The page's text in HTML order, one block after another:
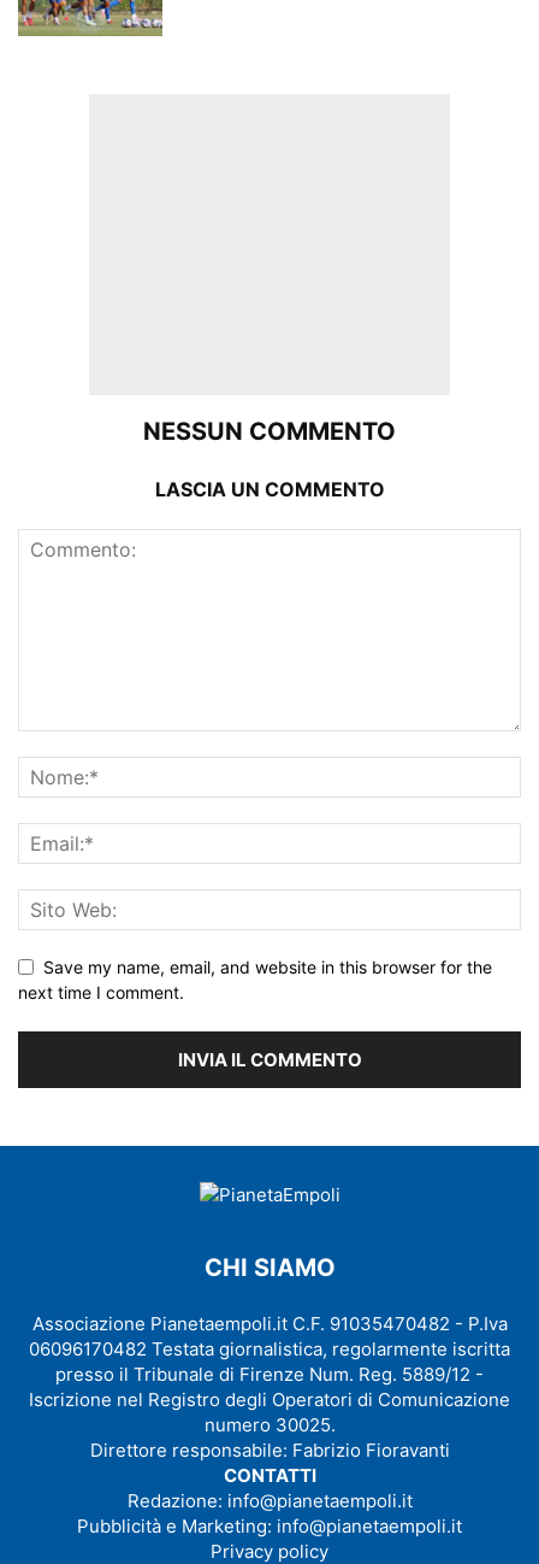
NESSUN COMMENTO
LASCIA UN COMMENTO
Save my name, email, and website in this browser for the
next time I comment.
CHI SIAMO
Associazione Pianetaempoli.it C.F. 91035470482 - P.Iva
06096170482 Testata giornalistica, regolarmente iscritta
presso il Tribunale di Firenze Num. Reg. 5889/12 -
Iscrizione nel Registro degli Operatori di Comunicazione
numero 30025.
Direttore responsabile: Fabrizio Fioravanti
CONTATTI
Redazione: info@pianetaempoli.it
Pubblicità e Marketing: info@pianetaempoli.it
Privacy policy